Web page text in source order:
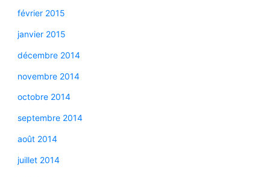
février 2015
janvier 2015
décembre 2014
novembre 2014
octobre 2014
septembre 2014
août 2014
juillet 2014